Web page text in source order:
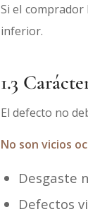
Si el
inferior.
1.3
El defecto no
No son vicios
Desgaste
Defectos